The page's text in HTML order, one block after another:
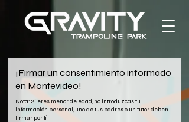
¡Firmar un consentimiento informado
en Montevideo!
Nota: Si eres menor de edad, no introduzcas tu
información personal, uno de tus padres o un tutor deben
firmar por tí